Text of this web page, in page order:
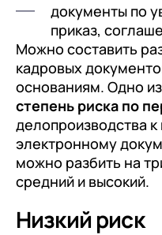
документы по
приказ,
Можно составить
кадровых
основаниям. Одно
степень риска по
делопроизводства
электронному
можно разбить на
средний и высокий.
Низкий риск